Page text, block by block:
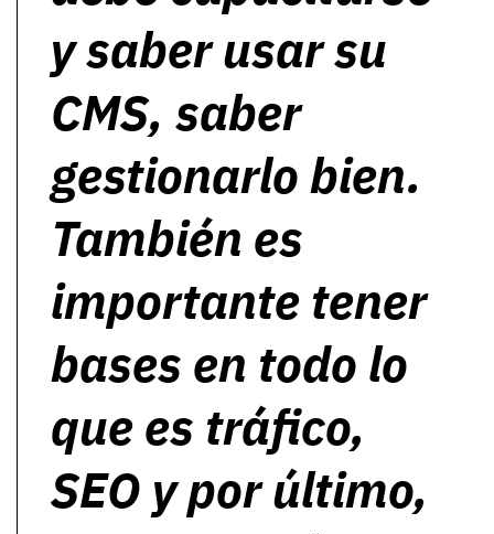
y saber usar su
CMS, saber
gestionarlo bien.
También es
importante tener
bases en todo lo
que es tráfico,
SEO y por último,